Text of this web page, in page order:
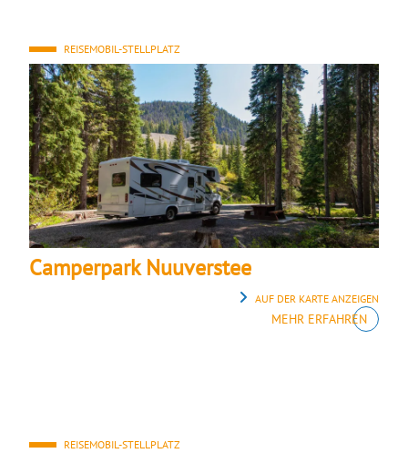
REISEMOBIL-STELLPLATZ
Camperpark Nuuverstee
AUF DER KARTE ANZEIGEN
MEHR ERFAHREN
REISEMOBIL-STELLPLATZ